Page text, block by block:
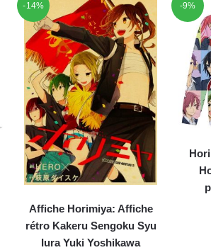
initial
était :
$60.00.
actuel
est :
$57.25.
-14%
Affiche Horimiya: Affiche
rétro Kakeru Sengoku Syu
Iura Yuki Yoshikawa
-9%